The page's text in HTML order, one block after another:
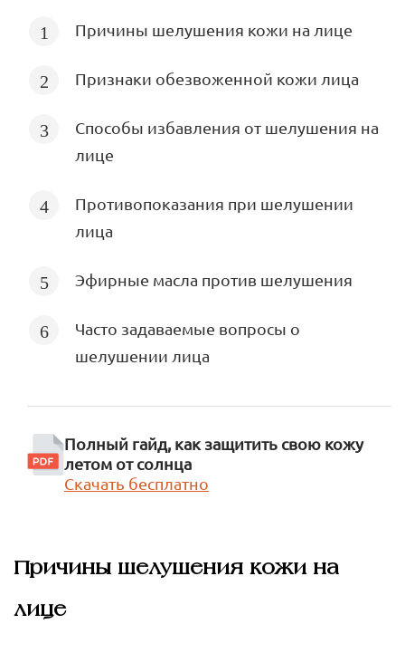
Причины шелушения кожи на лице
Признаки обезвоженной кожи лица
Способы избавления от шелушения на
лице
Противопоказания при шелушении
лица
Эфирные масла против шелушения
Часто задаваемые вопросы о
шелушении лица
Полный гайд, как защитить свою кожу
летом от солнца
Скачать бесплатно
Причины шелушения кожи на
лице